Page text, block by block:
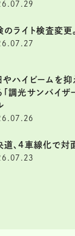
のライト検査変更
やハイビームを
「調光サンバイザ
道、4車線化で対